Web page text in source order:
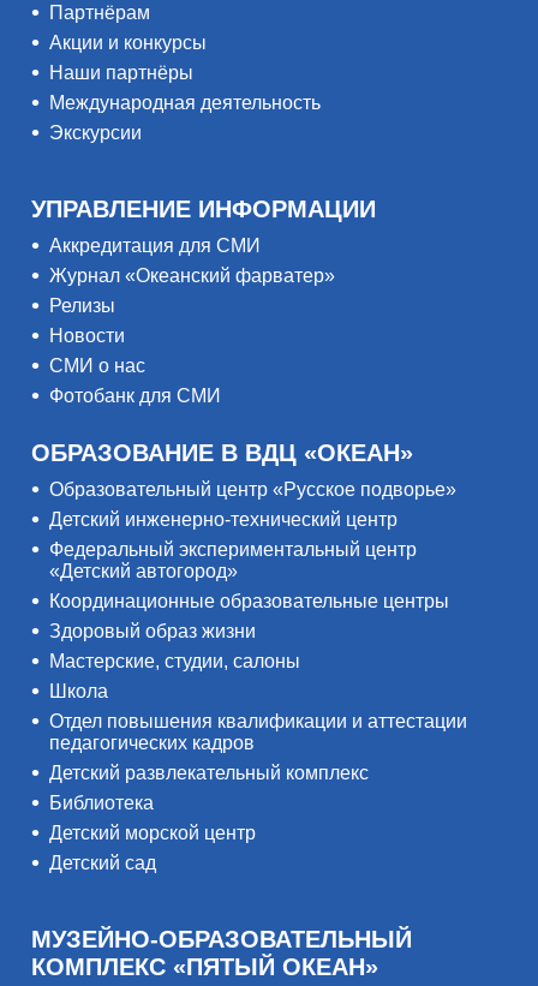
Партнёрам
Акции и конкурсы
Наши партнёры
Международная деятельность
Экскурсии
УПРАВЛЕНИЕ ИНФОРМАЦИИ
Аккредитация для СМИ
Журнал «Океанский фарватер»
Релизы
Новости
СМИ о нас
Фотобанк для СМИ
ОБРАЗОВАНИЕ В ВДЦ «ОКЕАН»
Образовательный центр «Русское подворье»
Детский инженерно-технический центр
Федеральный экспериментальный центр
«Детский автогород»
Координационные образовательные центры
Здоровый образ жизни
Мастерские, студии, салоны
Школа
Отдел повышения квалификации и аттестации
педагогических кадров
Детский развлекательный комплекс
Библиотека
Детский морской центр
Детский сад
МУЗЕЙНО-ОБРАЗОВАТЕЛЬНЫЙ
КОМПЛЕКС «ПЯТЫЙ ОКЕАН»